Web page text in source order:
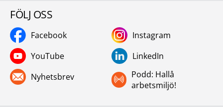
FÖLJ OSS
Facebook
Instagram
YouTube
LinkedIn
Nyhetsbrev
Podd: Hallå
arbetsmiljö!